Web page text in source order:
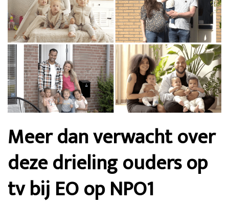
Meer dan verwacht over
deze drieling ouders op
tv bij EO op NPO1